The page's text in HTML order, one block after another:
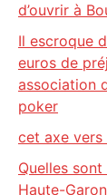
d’ouvrir à
Il escroque
euros de
association
poker
cet axe
Quelles
Haute-